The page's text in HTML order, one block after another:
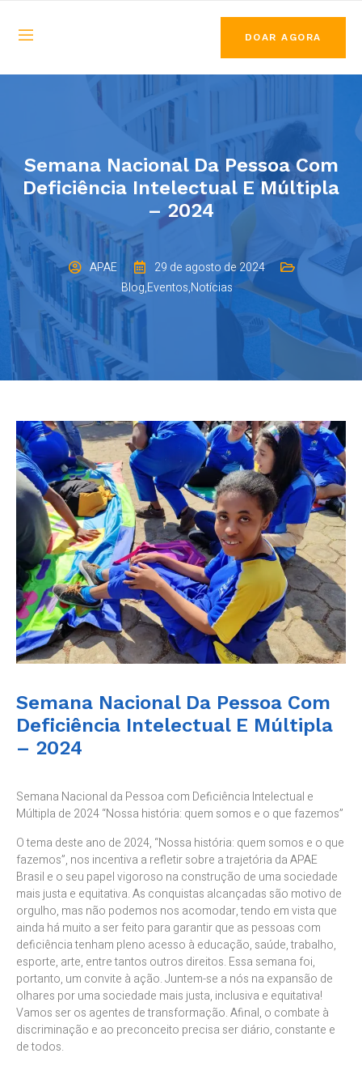
DOAR AGORA
Semana Nacional Da Pessoa Com
Deficiência Intelectual E Múltipla
– 2024
APAE
29 de agosto de 2024
Blog,Eventos,Notícias
Semana Nacional Da Pessoa Com
Deficiência Intelectual E Múltipla
– 2024
Semana Nacional da Pessoa com Deficiência Intelectual e
Múltipla de 2024 “Nossa história: quem somos e o que fazemos”
O tema deste ano de 2024, “Nossa história: quem somos e o que
fazemos”, nos incentiva a refletir sobre a trajetória da APAE
Brasil e o seu papel vigoroso na construção de uma sociedade
mais justa e equitativa. As conquistas alcançadas são motivo de
orgulho, mas não podemos nos acomodar, tendo em vista que
ainda há muito a ser feito para garantir que as pessoas com
deficiência tenham pleno acesso à educação, saúde, trabalho,
esporte, arte, entre tantos outros direitos. Essa semana foi,
portanto, um convite à ação. Juntem-se a nós na expansão de
olhares por uma sociedade mais justa, inclusiva e equitativa!
Vamos ser os agentes de transformação. Afinal, o combate à
discriminação e ao preconceito precisa ser diário, constante e
de todos.